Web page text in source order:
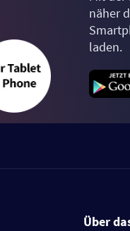
näher
laden.
Über